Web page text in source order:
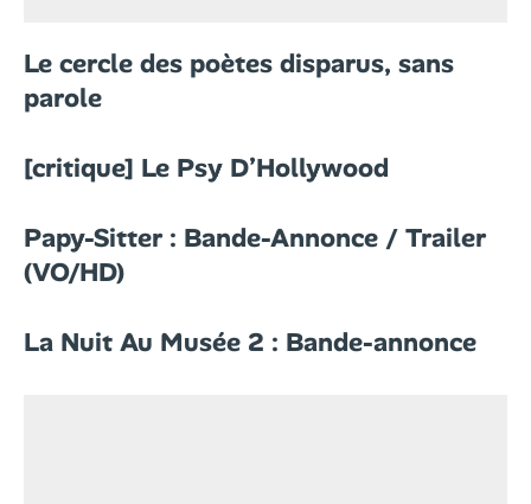
Le cercle des poètes disparus, sans
parole
[critique] Le Psy D’Hollywood
Papy-Sitter : Bande-Annonce / Trailer
(VO/HD)
La Nuit Au Musée 2 : Bande-annonce